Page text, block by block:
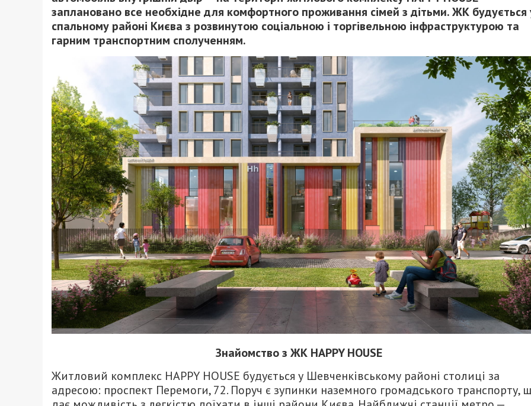
заплановано все необхідне для комфортного проживання сімей з дітьми. ЖК будується
спальному районі Києва з розвинутою соціальною і торгівельною інфраструктурою та
гарним транспортним сполученням.
Знайомство з ЖК HAPPY HOUSE
Житловий комплекс HAPPY HOUSE будується у Шевченківському районі столиці за
адресою: проспект Перемоги, 72. Поруч є зупинки наземного громадського транспорту,